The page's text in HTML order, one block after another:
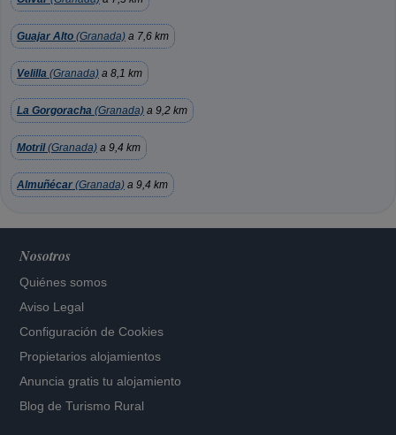
Guajar Alto (Granada) a 7,6 km
Velilla (Granada) a 8,1 km
La Gorgoracha (Granada) a 9,2 km
Motril(Granada) a 9,4 km
Almuñécar (Granada) a 9,4 km
Nosotros
Quiénes somos
Aviso Legal
Configuración de Cookies
Propietarios alojamientos
Anuncia gratis tu alojamiento
Blog de Turismo Rural